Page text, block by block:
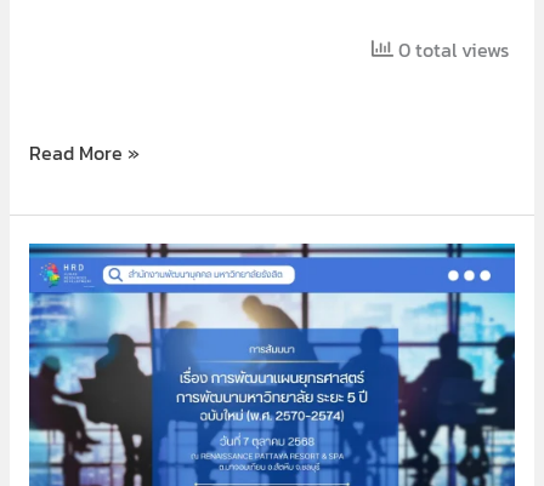
0 total views
Read More »
การ
จัด
ทำ
แผน
มหาวิทยาลัย
รังสิต